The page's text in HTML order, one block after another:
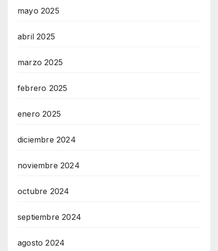
mayo 2025
abril 2025
marzo 2025
febrero 2025
enero 2025
diciembre 2024
noviembre 2024
octubre 2024
septiembre 2024
agosto 2024